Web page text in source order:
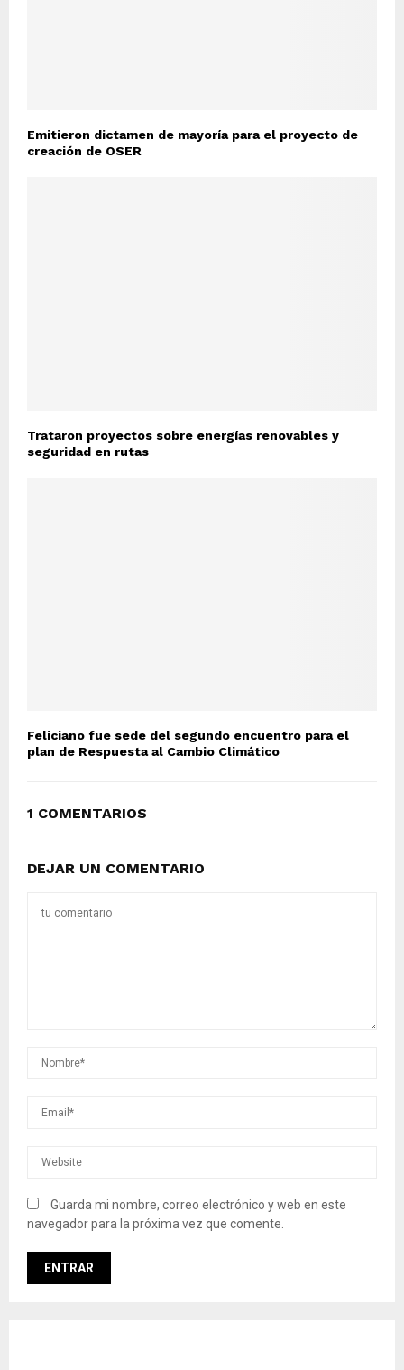
Emitieron dictamen de mayoría para el proyecto de
creación de OSER
Trataron proyectos sobre energías renovables y
seguridad en rutas
Feliciano fue sede del segundo encuentro para el
plan de Respuesta al Cambio Climático
1 COMENTARIOS
DEJAR UN COMENTARIO
Guarda mi nombre, correo electrónico y web en este
navegador para la próxima vez que comente.